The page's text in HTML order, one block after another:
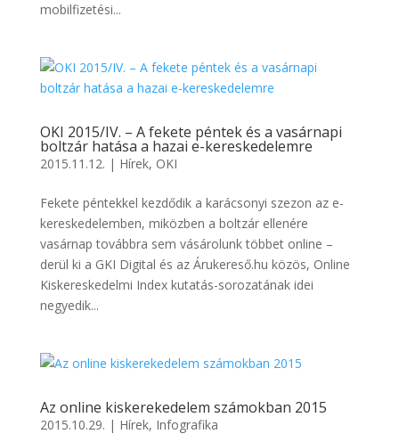
mobilfizetési...
OKI 2015/IV. – A fekete péntek és a vasárnapi
boltzár hatása a hazai e-kereskedelemre
2015.11.12. | Hírek, OKI
Fekete péntekkel kezdődik a karácsonyi szezon az e-
kereskedelemben, miközben a boltzár ellenére
vasárnap továbbra sem vásárolunk többet online –
derül ki a GKI Digital és az Árukereső.hu közös, Online
Kiskereskedelmi Index kutatás-sorozatának idei
negyedik...
Az online kiskerekedelem számokban 2015
2015.10.29. | Hírek, Infografika